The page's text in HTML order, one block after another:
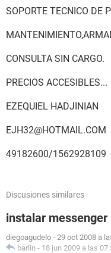
SOPORTE TECNICO DE
CONSULTA SIN CARGO.
PRECIOS ACCESIBLES...
EZEQUIEL HADJINIAN
EJH32@HOTMAIL.COM
49182600/1562928109
Discusiones similares
instalar
diegoagudelo - 29 oct 2008 a
barlin - 18 jun 2009 a las